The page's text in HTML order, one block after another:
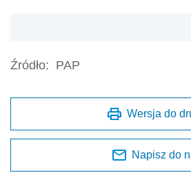
Źródło: PAP
Wersja do
Napisz do